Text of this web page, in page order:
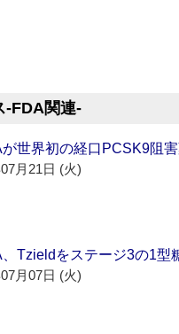
関連‐
世界初の経口PCSK9阻
月21日 (火)
Tzieldをステージ3の1型
月07日 (火)